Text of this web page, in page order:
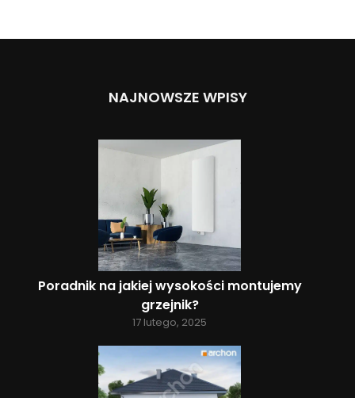
NAJNOWSZE WPISY
Poradnik na jakiej wysokości montujemy
grzejnik?
17 lutego, 2025